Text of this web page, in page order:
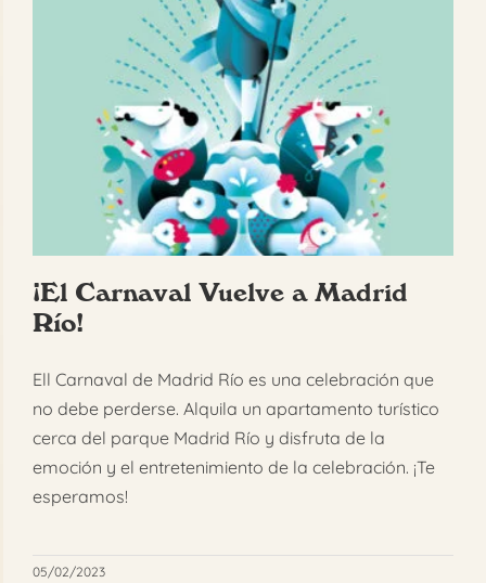
Guías
Mi Madrid
Contacto
FAQ
¡El Carnaval Vuelve a Madrid
Río!
Ell Carnaval de Madrid Río es una celebración que
no debe perderse. Alquila un apartamento turístico
cerca del parque Madrid Río y disfruta de la
emoción y el entretenimiento de la celebración. ¡Te
esperamos!
05/02/2023